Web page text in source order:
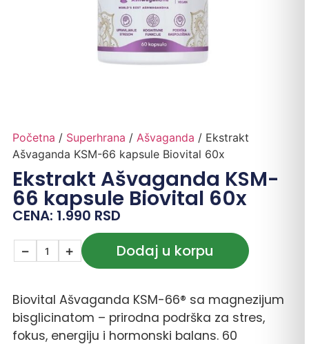
Početna / Superhrana / Ašvaganda / Ekstrakt
Ašvaganda KSM-66 kapsule Biovital 60x
Ekstrakt Ašvaganda KSM-
66 kapsule Biovital 60x
CENA: 1.990 RSD
− + Dodaj u korpu
Biovital Ašvaganda KSM-66® sa magnezijum
bisglicinatom – prirodna podrška za stres,
fokus, energiju i hormonski balans. 60